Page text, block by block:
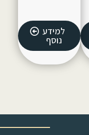
למידע
נוסף